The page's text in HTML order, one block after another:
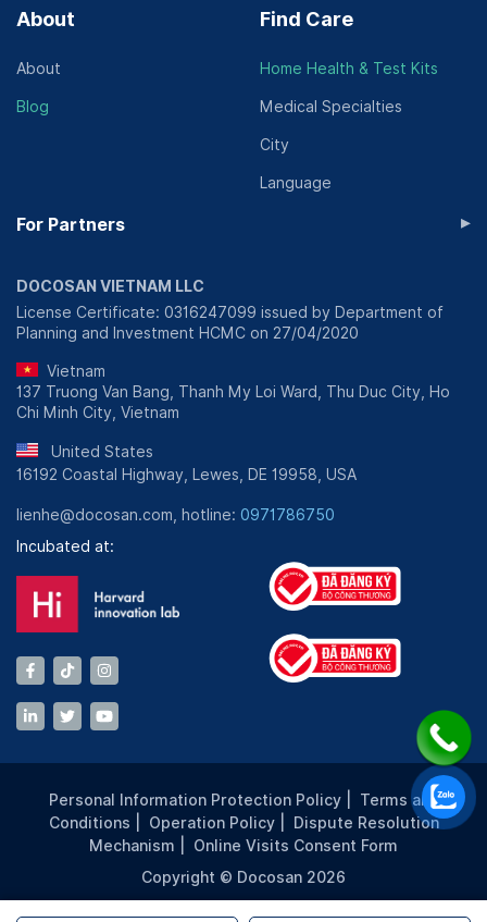
About
About
Blog
Find Care
Home Health & Test Kits
Medical Specialties
City
Language
For Partners ▸
DOCOSAN VIETNAM LLC
License Certificate: 0316247099 issued by Department of
Planning and Investment HCMC on 27/04/2020
Vietnam
137 Truong Van Bang, Thanh My Loi Ward, Thu Duc City, Ho
Chi Minh City, Vietnam
United States
16192 Coastal Highway, Lewes, DE 19958, USA
lienhe@docosan.com, hotline: 0971786750
Incubated at:
Personal Information Protection Policy
Terms and
Conditions
Operation Policy
Dispute Resolution
Mechanism
Online Visits Consent Form
Copyright © Docosan 2026